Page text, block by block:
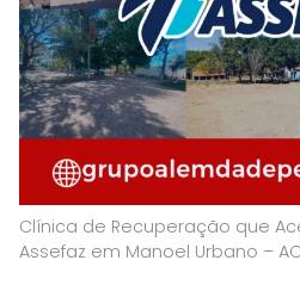
Clínica de Recuperação que
Assefaz em Manoel Urbano – AC